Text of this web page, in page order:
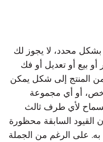
بشكل محدد، لا يجوز لك
أو بيع أو تعديل أو فك
المنتج إلى شكل يمكن
أو أي مجموعة
لأي طرف ثالث
القيود السابقة محظورة
على الرغم من الجملة